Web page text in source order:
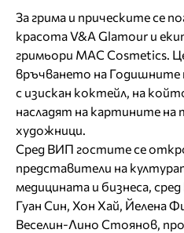
За грима и прическите се
красота V&A Glamour и
гримьори MAC Cosmetics.
връчването на Годишните
с изискан коктейл, на
насладят на картините
художници.
Сред ВИП гостите се
представители на
медицината и бизнеса,
Гуан Син, Хон Хай, Йелена
Веселин-Лино Стоянов,